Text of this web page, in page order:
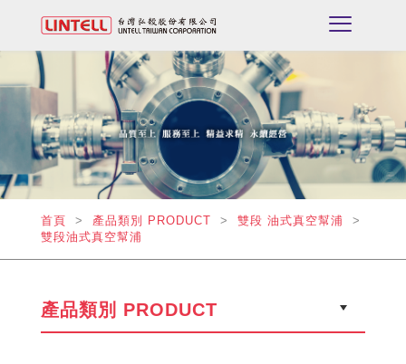
首頁 > 產品類別 PRODUCT > 雙段 油式真空幫浦 >
雙段油式真空幫浦
產品類別 PRODUCT